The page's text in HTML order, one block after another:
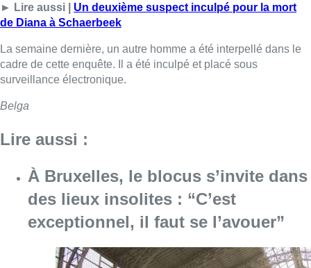
► Lire aussi | Un deuxième suspect inculpé pour la mort
de Diana à Schaerbeek
La semaine dernière, un autre homme a été interpellé dans le
cadre de cette enquête. Il a été inculpé et placé sous
surveillance électronique.
Belga
Lire aussi :
À Bruxelles, le blocus s’invite dans
des lieux insolites : “C’est
exceptionnel, il faut se l’avouer”